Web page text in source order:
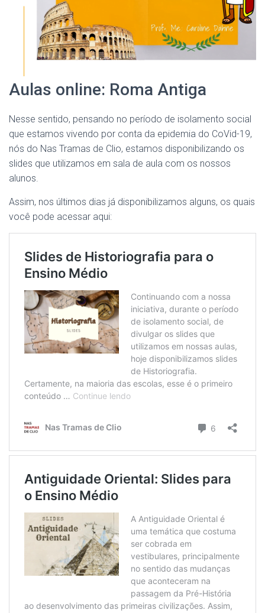
Aulas online: Roma Antiga
Nesse sentido, pensando no período de isolamento social
que estamos vivendo por conta da epidemia do CoVid-19,
nós do Nas Tramas de Clio, estamos disponibilizando os
slides que utilizamos em sala de aula com os nossos
alunos.
Assim, nos últimos dias já disponibilizamos alguns, os quais
você pode acessar aqui: